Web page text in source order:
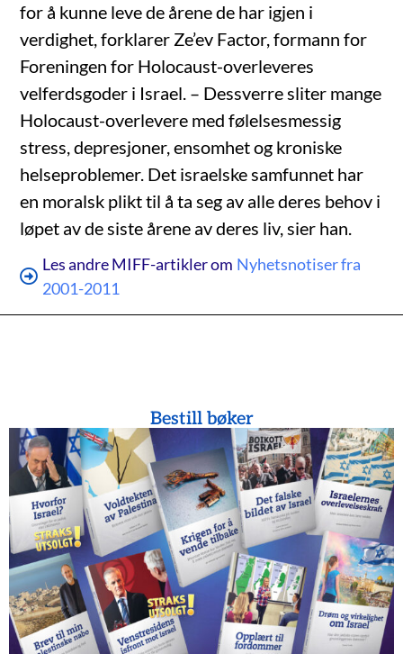
for å kunne leve de årene de har igjen i
verdighet, forklarer Ze’ev Factor, formann for
Foreningen for Holocaust-overleveres
velferdsgoder i Israel. – Dessverre sliter mange
Holocaust-overlevere med følelsesmessig
stress, depresjoner, ensomhet og kroniske
helseproblemer. Det israelske samfunnet har
en moralsk plikt til å ta seg av alle deres behov i
løpet av de siste årene av deres liv, sier han.
Les andre MIFF-artikler om Nyhetsnotiser fra
2001-2011
Bestill bøker